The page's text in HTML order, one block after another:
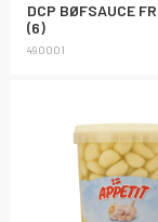
DCP BØFSAUCE
(6)
490001